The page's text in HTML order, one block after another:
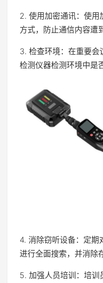
2. 使用加密通讯：使用
方式，防止通信内容遭
3. 检查环境：在重要会
检测仪器检测环境中是
4. 消除窃听设备：定期
进行全面搜索，并消除
5. 加强人员培训：培训